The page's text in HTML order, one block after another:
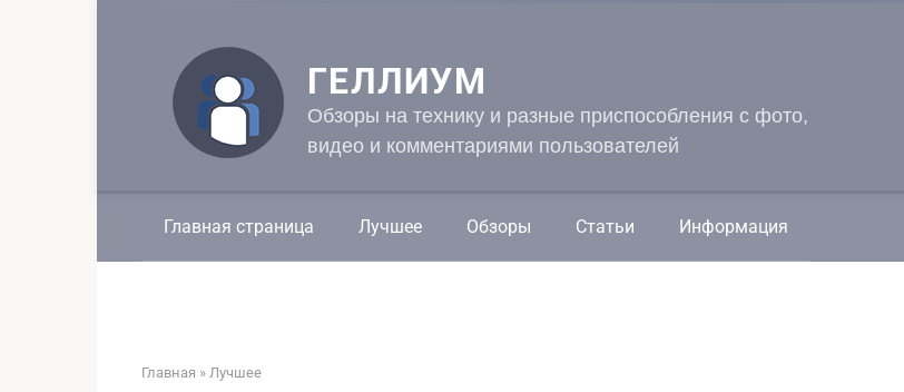
ГЕЛЛИУМ
Обзоры на технику и разные приспособления с фото,
видео и комментариями пользователей
Главная страница Лучшее Обзоры Статьи Информация
Главная » Лучшее